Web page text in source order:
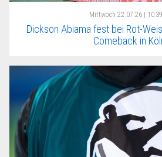
Mittwoch 22.07.26 |
Dickson Abiama fest bei Rot-
Comeback in